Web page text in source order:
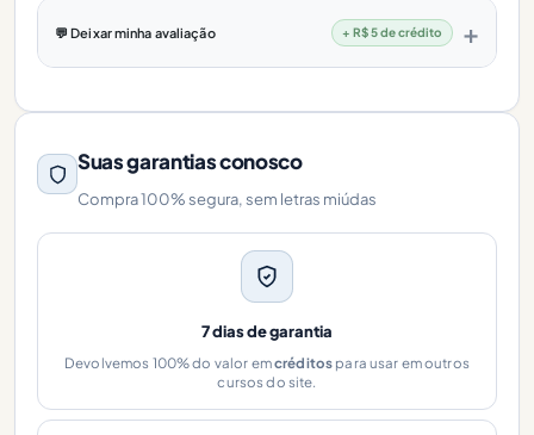
💬 Deixar minha avaliação + R$ 5 de crédito
Suas garantias conosco
Compra 100% segura, sem letras miúdas
7 dias de garantia
Devolvemos 100% do valor emcréditos para usar em outros
cursos do site.